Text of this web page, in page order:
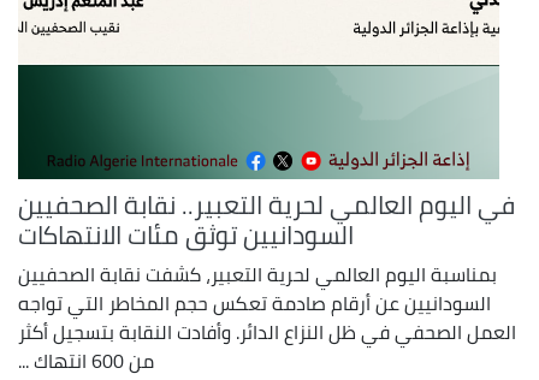
في اليوم العالمي لحرية التعبير.. نقابة الصحفيين
السودانيين توثق مئات الانتهاكات
بمناسبة اليوم العالمي لحرية التعبير، كشفت نقابة الصحفيين
السودانيين عن أرقام صادمة تعكس حجم المخاطر التي تواجه
العمل الصحفي في ظل النزاع الدائر. وأفادت النقابة بتسجيل أكثر
من 600 انتهاك ...